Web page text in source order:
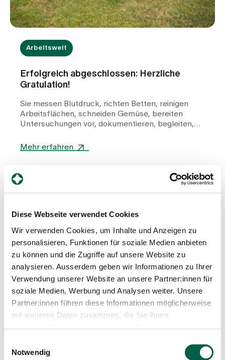
Diese Webseite verwendet Cookies
Wir verwenden Cookies, um Inhalte und Anzeigen zu
personalisieren, Funktionen für soziale Medien anbieten
zu können und die Zugriffe auf unsere Website zu
analysieren. Ausserdem geben wir Informationen zu Ihrer
Verwendung unserer Website an unsere Partner:innen für
soziale Medien, Werbung und Analysen weiter. Unsere
Partner:innen führen diese Informationen möglicherweise
mit weiteren Daten zusammen, die Sie ihnen
bereitgestellt haben oder die sie im Rahmen Ihrer
Notwendig
Arbeitswelt
Erfolgreich abgeschlossen: Herzliche
Gratulation!
Sie messen Blutdruck, richten Betten, reinigen
Arbeitsflächen, schneiden Gemüse, bereiten
Untersuchungen vor, dokumentieren, begleiten,
Gesundheitswelt Zollikerberg mit.
Mehr erfahren
Arbeitswelt